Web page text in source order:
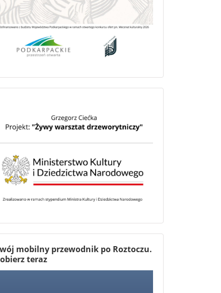
mobilny przewodnik po Roztoczu.
teraz